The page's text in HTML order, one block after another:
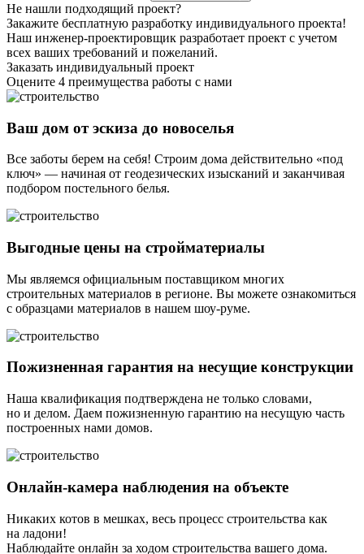
Не нашли подходящий проект?
Закажите бесплатную разработку индивидуального проекта!
Наш инженер-проектировщик разработает проект с учетом
всех ваших требований и пожеланий.
Заказать индивидуальный проект
Оцените 4 преимущества работы с нами
Ваш дом от эскиза до новоселья
Все заботы берем на себя! Строим дома действительно «под
ключ» — начиная от геодезических изысканий и заканчивая
подбором постельного белья.
Выгодные цены на стройматериалы
Мы являемся официальным поставщиком многих
строительных материалов в регионе. Вы можете ознакомиться
с образцами материалов в нашем шоу-руме.
Пожизненная гарантия на несущие конструкции
Наша квалификация подтверждена не только словами,
но и делом. Даем пожизненную гарантию на несущую часть
построенных нами домов.
Онлайн-камера наблюдения на объекте
Никаких котов в мешках, весь процесс строительства как
на ладони!
Наблюдайте онлайн за ходом строительства вашего дома.